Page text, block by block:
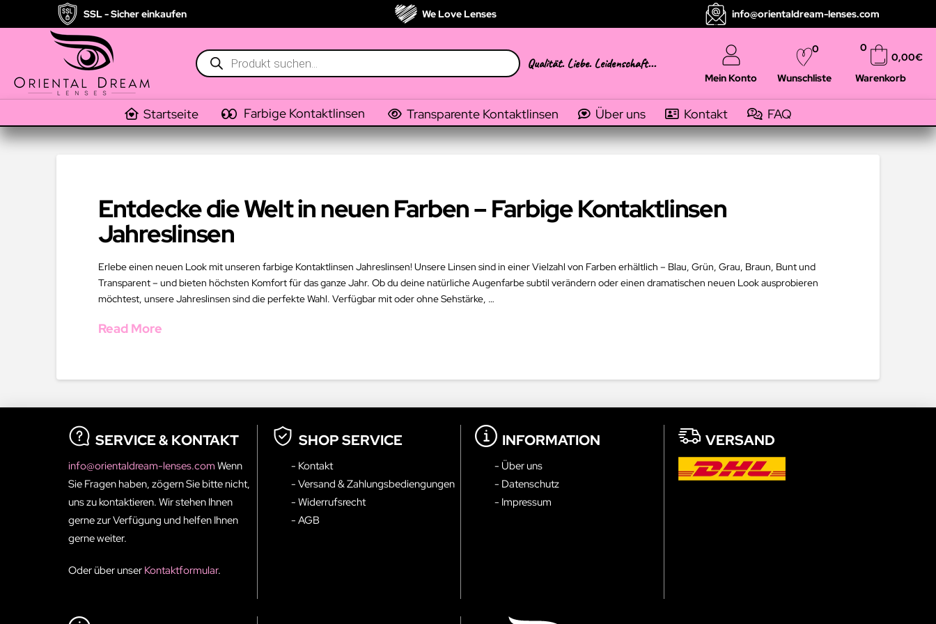
SSL - Sicher einkaufen We Love Lenses info@orientaldream-lenses.com
Products
search
Qualität. Liebe. Leidenschaft...
Mein Konto Wunschliste
0
Warenkorb
0,00€
0
Startseite Farbige Kontaktlinsen Transparente Kontaktlinsen Über uns Kontakt FAQ
Entdecke die Welt in neuen Farben – Farbige Kontaktlinsen
Jahreslinsen
Erlebe einen neuen Look mit unseren farbige Kontaktlinsen Jahreslinsen! Unsere Linsen sind in einer Vielzahl von Farben erhältlich – Blau, Grün, Grau, Braun, Bunt und
Transparent – und bieten höchsten Komfort für das ganze Jahr. Ob du deine natürliche Augenfarbe subtil verändern oder einen dramatischen neuen Look ausprobieren
möchtest, unsere Jahreslinsen sind die perfekte Wahl. Verfügbar mit oder ohne Sehstärke, …
Read More
SERVICE & KONTAKT
info@orientaldream-lenses.comWenn
Sie Fragen haben, zögern Sie bitte nicht,
uns zu kontaktieren. Wir stehen Ihnen
gerne zur Verfügung und helfen Ihnen
gerne weiter.
Oder über unserKontaktformular.
SHOP SERVICE
- Kontakt
- Versand & Zahlungsbediengungen
- Widerrufsrecht
- AGB
INFORMATION
- Über uns
- Datenschutz
- Impressum
VERSAND